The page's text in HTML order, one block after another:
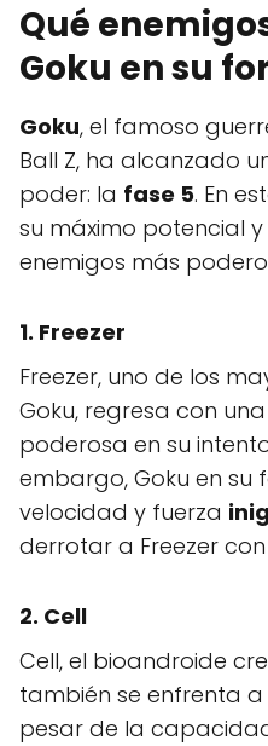
Qué
Goku en su
Goku, el famoso
Ball Z, ha alcanzado
poder: la fase 5. En
su máximo potencial
enemigos más
1. Freezer
Freezer, uno de los
Goku, regresa con
poderosa en su
embargo, Goku en su
velocidad y fuerza
derrotar a Freezer
2. Cell
Cell, el bioandroide
también se enfrenta a
pesar de la